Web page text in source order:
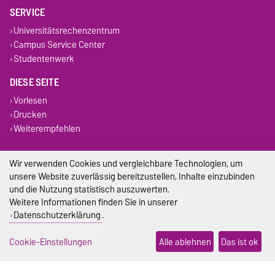
SERVICE
Universitätsrechenzentrum
Campus Service Center
Studentenwerk
DIESE SEITE
Vorlesen
Drucken
Weiterempfehlen
Impressum
Datenschutz
Barrierefreiheit
Cookie-Einstellungen
Wir verwenden Cookies und vergleichbare Technologien, um
unsere Website zuverlässig bereitzustellen, Inhalte einzubinden
und die Nutzung statistisch auszuwerten.
Weitere Informationen finden Sie in unserer
Datenschutzerklärung.
Cookie-Einstellungen
Alle ablehnen Das ist ok